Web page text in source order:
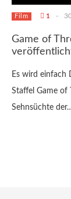
Film 1 -
Game of
Es wird einfach
Staffel Game of
Sehnsüchte